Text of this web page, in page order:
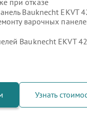
при отказе
Bauknecht EKVT
варочных
Bauknecht EKVT
Узнать